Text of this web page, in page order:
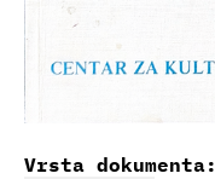
Vrsta dokumenta: